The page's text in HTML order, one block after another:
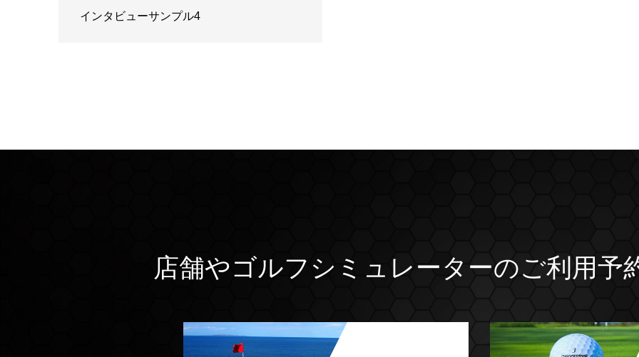
インタビューサンプル4
店舗やゴルフシミュレーターのご利用予